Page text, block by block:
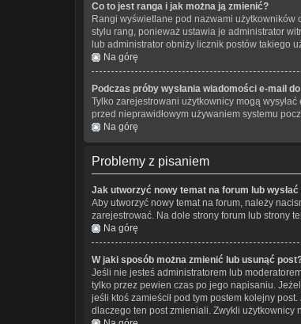
Co to jest ranga i jak można ją zmienić?
Rangi wyświetlane pod nazwami użytkowników
stylu rang, ponieważ ustawia je administrator
lub administrator obniży licznik postów takiego
Na górę
Podczas próby wysłania wiadomości e-mail
Tylko zarejestrowani użytkownicy mogą
przed nieprawidłowym używaniem systemu
Na górę
Problemy z pisaniem
Jak utworzyć nowy temat na forum lub
Aby utworzyć nowy temat na forum, należy
zarejestrować. Na dole strony forum lub strony
Na górę
W jaki sposób można zmienić lub usunąć
Jeśli nie jesteś administratorem lub
tylko przez pewien czas po jego napisaniu.
jeśli ktoś zamieścił pod tym postem kolejny
dlaczego ten post zmieniali. Zwykli użytkownicy